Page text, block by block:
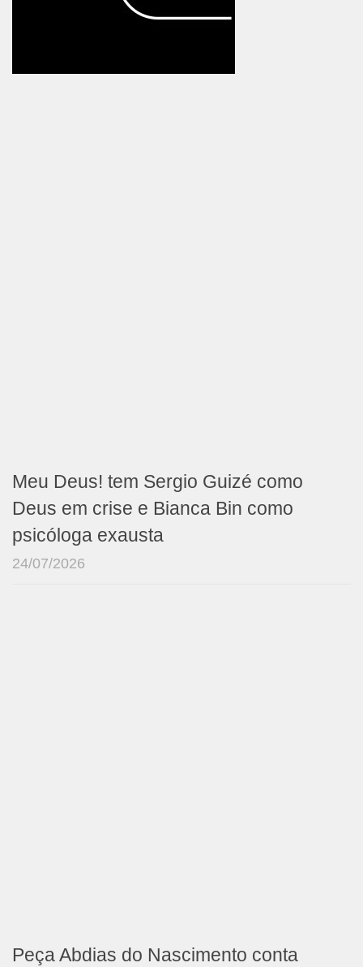
Meu Deus! tem Sergio Guizé como
Deus em crise e Bianca Bin como
psicóloga exausta
24/07/2026
Peça Abdias do Nascimento conta